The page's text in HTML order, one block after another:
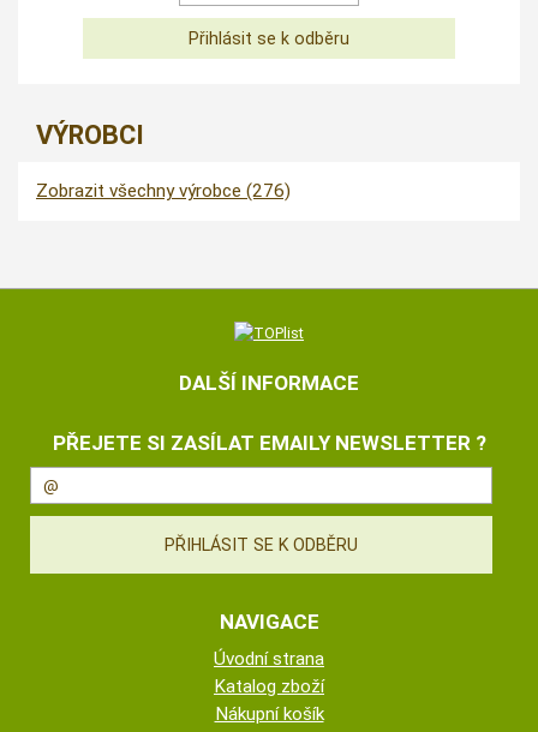
VÝROBCI
Zobrazit všechny výrobce (276)
DALŠÍ INFORMACE
PŘEJETE SI ZASÍLAT EMAILY NEWSLETTER ?
NAVIGACE
Úvodní strana
Katalog zboží
Nákupní košík